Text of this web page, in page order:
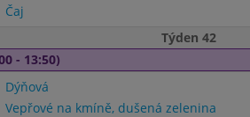
Čaj
Týden 42
- 13:50)
Dýňová
Vepřové na kmíně, dušená zelenina